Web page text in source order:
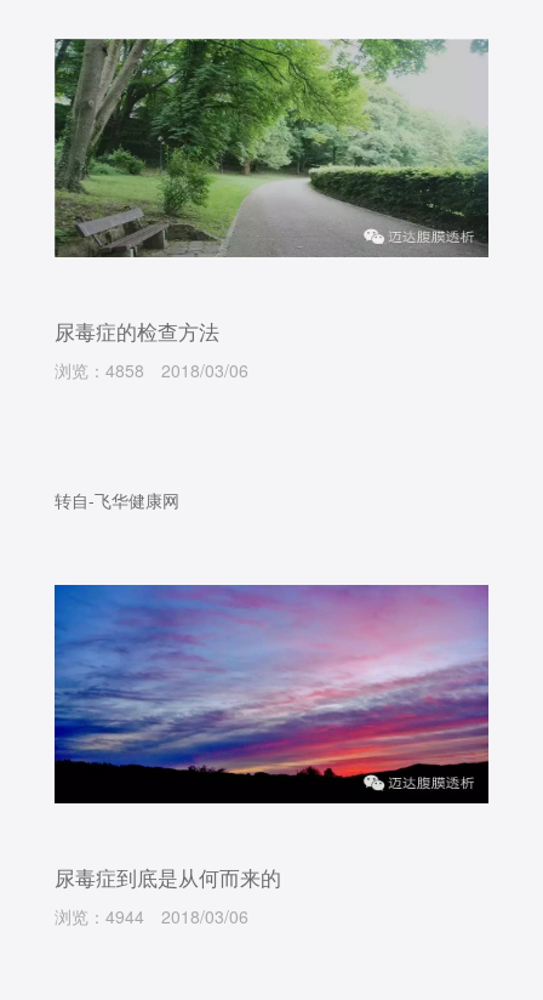
尿毒症的检查方法
浏览：4858 2018/03/06
转自-飞华健康网
尿毒症到底是从何而来的
浏览：4944 2018/03/06